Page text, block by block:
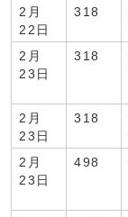
2月
22日
318
2月
23日
318
2月
23日
318
2月
23日
498